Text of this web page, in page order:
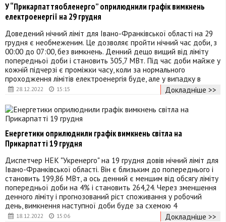
28.12.2022 15:15
У “Прикарпаттяобленерго” оприлюднили графік вимкнень
електроенергії на 29 грудня
Доведений нічний ліміт для Івано-Франківської області на 29
грудня є необмеженим. Це дозволяє пройти нічний час доби, з
00:00 до 07:00, без вимкнень. Денний дещо вищий від ліміту
попередньої доби і становить 305,7 МВт. Під час доби майже у
кожній підчерзі є проміжки часу, коли за нормального
проходження лімітів електроенергія буде, але у випадку в
Докладніше >>
18.12.2022 15:06
Енергетики оприлюднили графік вимкнень світла на
Прикарпатті 19 грудня
Диспетчер НЕК "Укренерго" на 19 грудня довів нічний ліміт для
Івано-Франківської області. Він є близьким до попереднього і
становить 199,86 МВт, а ось денний є меншим від обсягу ліміту
попередньої доби на 4% і становить 264,24. Через зменшення
денного ліміту і прогнозований ріст споживання у робочий
день, вимкнення наступної доби буде за схемою 4
Докладніше >>